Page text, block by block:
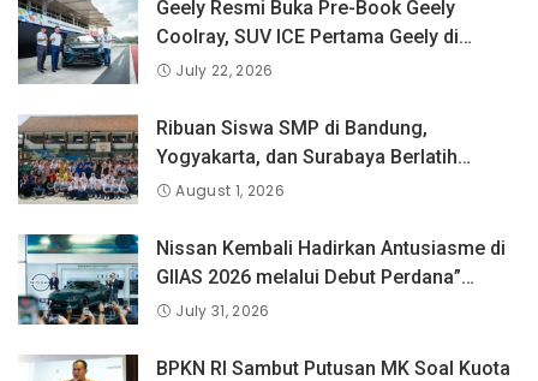
Geely Resmi Buka Pre-Book Geely
Coolray, SUV ICE Pertama Geely di
Indonesia yang Dipercaya Lebih dari 1,3
July 22, 2026
Ribuan Siswa SMP di Bandung,
Yogyakarta, dan Surabaya Berlatih
Langsung Bersama Atlet Voli Nasional di
Nation 2026.
August 1, 2026
Nissan Kembali Hadirkan Antusiasme di
GIIAS 2026 melalui Debut Perdana”
Fairlady Z di Indonesia”
July 31, 2026
BPKN RI Sambut Putusan MK Soal Kuota